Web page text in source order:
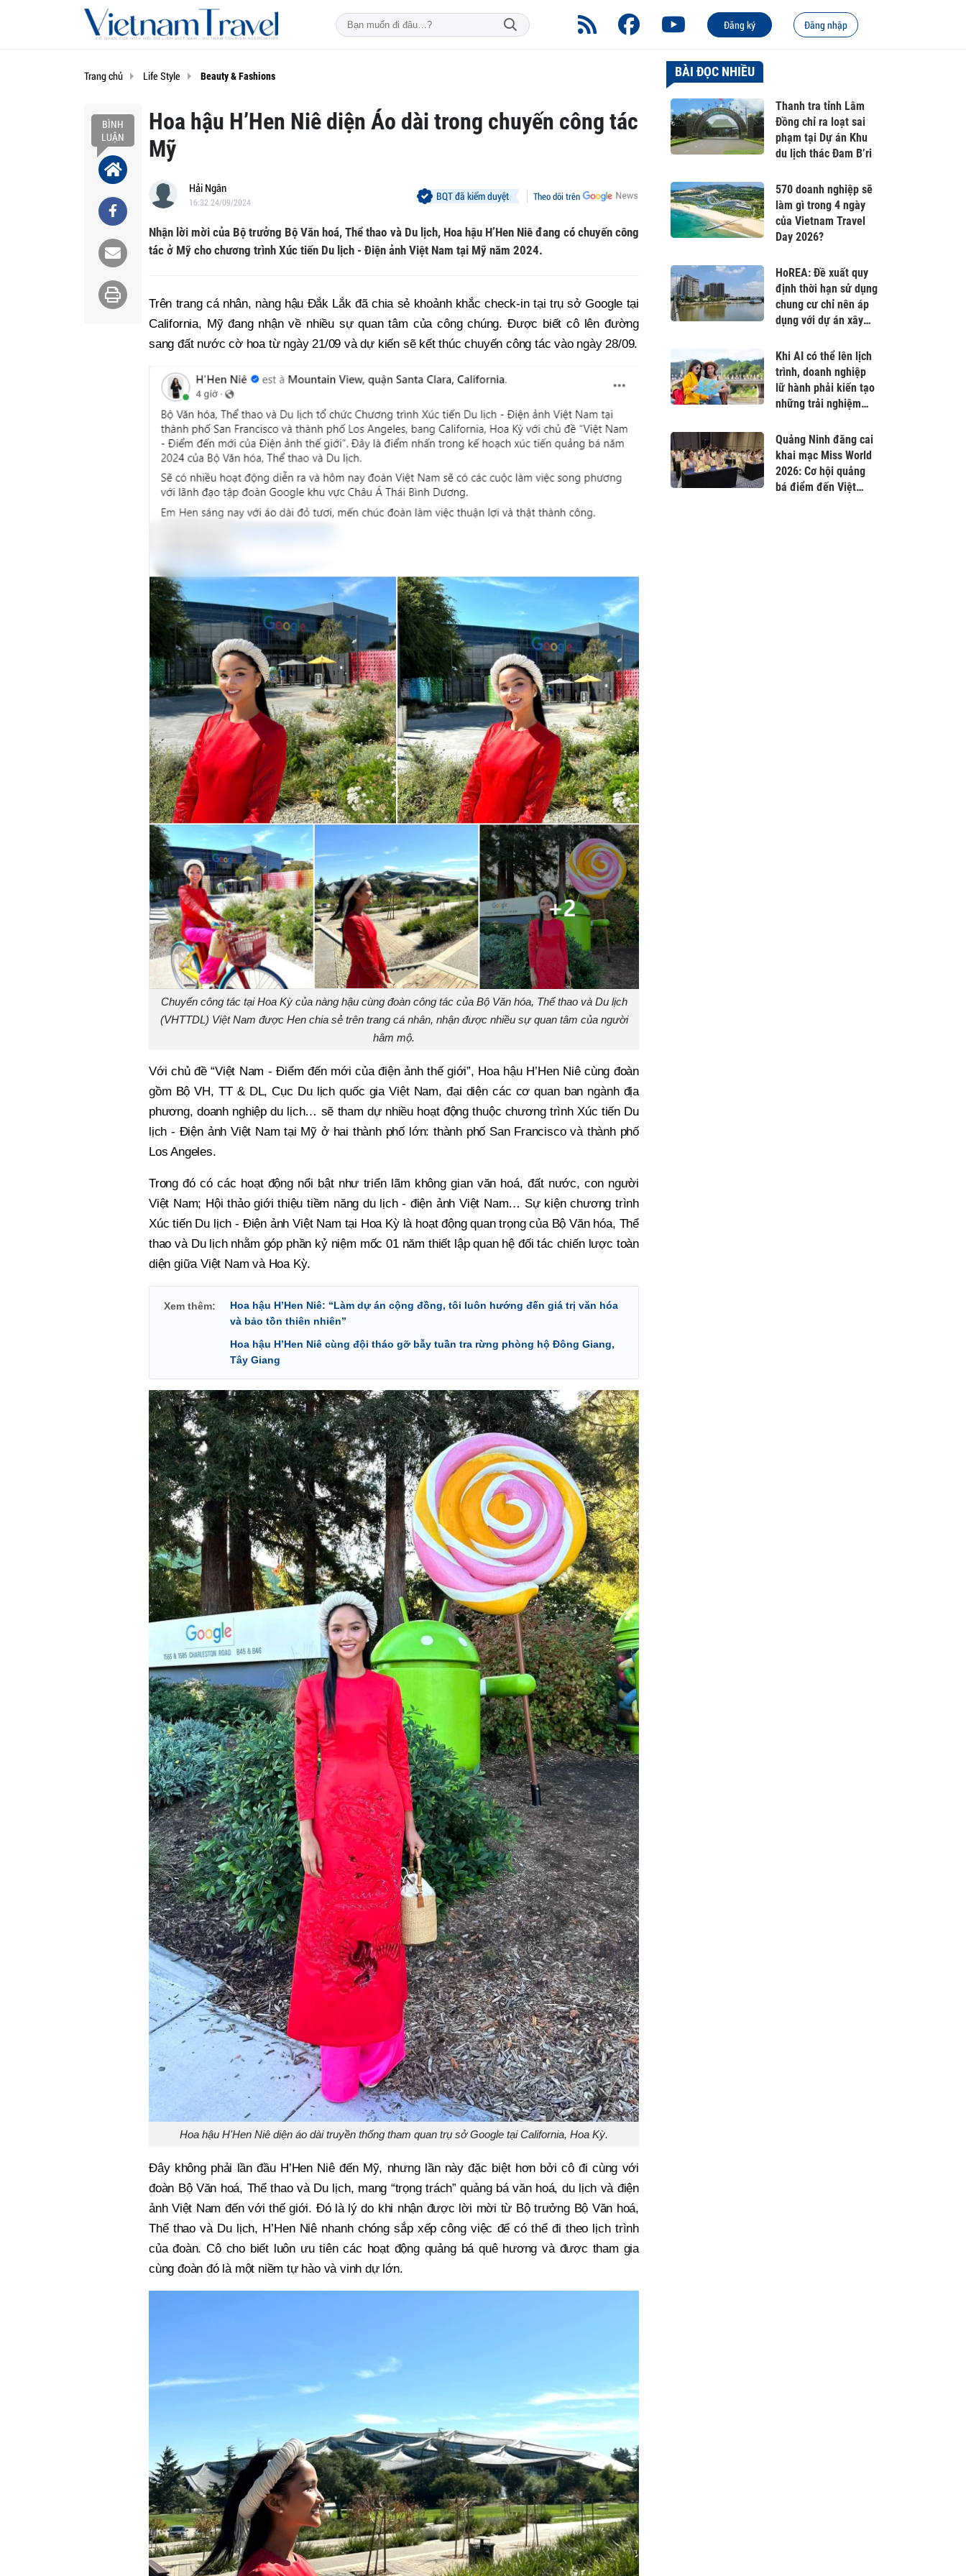
Đăng ký Đăng nhập
Trang chủ Life Style Beauty & Fashions
BÌNH
LUẬN
Hoa hậu H’Hen Niê diện Áo dài trong chuyến công tác
Mỹ
Hải Ngân
16:32 24/09/2024 Theo dõi trên
BQT đã kiểm duyệt
Nhận lời mời của Bộ trưởng Bộ Văn hoá, Thể thao và Du lịch, Hoa hậu H’Hen Niê đang có chuyến công
tác ở Mỹ cho chương trình Xúc tiến Du lịch - Điện ảnh Việt Nam tại Mỹ năm 2024.
Trên trang cá nhân, nàng hậu Đắk Lắk đã chia sẻ khoảnh khắc check-in tại trụ sở Google tại
California, Mỹ đang nhận về nhiều sự quan tâm của công chúng. Được biết cô lên đường
sang đất nước cờ hoa từ ngày 21/09 và dự kiến sẽ kết thúc chuyến công tác vào ngày 28/09.
Chuyến công tác tại Hoa Kỳ của nàng hậu cùng đoàn công tác của Bộ Văn hóa, Thể thao và Du lịch
(VHTTDL) Việt Nam được Hen chia sẻ trên trang cá nhân, nhận được nhiều sự quan tâm của người
hâm mộ.
Với chủ đề “Việt Nam - Điểm đến mới của điện ảnh thế giới”, Hoa hậu H’Hen Niê cùng đoàn
gồm Bộ VH, TT & DL, Cục Du lịch quốc gia Việt Nam, đại diện các cơ quan ban ngành địa
phương, doanh nghiệp du lịch… sẽ tham dự nhiều hoạt động thuộc chương trình Xúc tiến Du
lịch - Điện ảnh Việt Nam tại Mỹ ở hai thành phố lớn: thành phố San Francisco và thành phố
Los Angeles.
Trong đó có các hoạt động nổi bật như triển lãm không gian văn hoá, đất nước, con người
Việt Nam; Hội thảo giới thiệu tiềm năng du lịch - điện ảnh Việt Nam… Sự kiện chương trình
Xúc tiến Du lịch - Điện ảnh Việt Nam tại Hoa Kỳ là hoạt động quan trọng của Bộ Văn hóa, Thể
thao và Du lịch nhằm góp phần kỷ niệm mốc 01 năm thiết lập quan hệ đối tác chiến lược toàn
diện giữa Việt Nam và Hoa Kỳ.
Xem thêm:
Hoa hậu H’Hen Niê: “Làm dự án cộng đồng, tôi luôn hướng đến giá trị văn hóa
và bảo tồn thiên nhiên”
Hoa hậu H’Hen Niê cùng đội tháo gỡ bẫy tuần tra rừng phòng hộ Đông Giang,
Tây Giang
Hoa hậu H'Hen Niê diện áo dài truyền thống tham quan trụ sở Google tại California, Hoa Kỳ.
Đây không phải lần đầu H’Hen Niê đến Mỹ, nhưng lần này đặc biệt hơn bởi cô đi cùng với
đoàn Bộ Văn hoá, Thể thao và Du lịch, mang “trọng trách” quảng bá văn hoá, du lịch và điện
ảnh Việt Nam đến với thế giới. Đó là lý do khi nhận được lời mời từ Bộ trưởng Bộ Văn hoá,
Thể thao và Du lịch, H’Hen Niê nhanh chóng sắp xếp công việc để có thể đi theo lịch trình
của đoàn. Cô cho biết luôn ưu tiên các hoạt động quảng bá quê hương và được tham gia
cùng đoàn đó là một niềm tự hào và vinh dự lớn.
BÀI ĐỌC NHIỀU
Thanh tra tỉnh Lâm
Đồng chỉ ra loạt sai
phạm tại Dự án Khu
du lịch thác Đam B’ri
570 doanh nghiệp sẽ
làm gì trong 4 ngày
của Vietnam Travel
Day 2026?
HoREA: Đề xuất quy
định thời hạn sử dụng
chung cư chỉ nên áp
dụng với dự án xây
Khi AI có thể lên lịch
trình, doanh nghiệp
lữ hành phải kiến tạo
những trải nghiệm
Quảng Ninh đăng cai
khai mạc Miss World
2026: Cơ hội quảng
bá điểm đến Việt